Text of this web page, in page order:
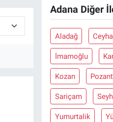
Adana Diğer
Aladağ
İmamoğlu
Kozan
Sariçam
Yumurtalik